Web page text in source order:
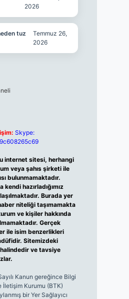
2026
tuz
Temmuz 26,
2026
Skype:
internet sitesi, herhangi
veya şahıs şirketi ile
bulunmamaktadır.
kendi hazırladığımız
Burada yer
niteliği taşımamakta
ve kişiler hakkında
Gerçek
ile isim benzerlikleri
Sitemizdeki
ve tavsiye
Kanun gereğince Bilgi
Kurumu (BTK)
bir Yer Sağlayıcı